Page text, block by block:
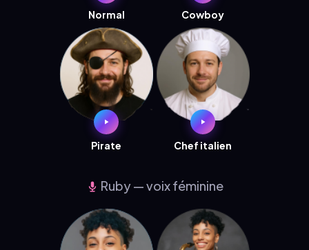
Normal Cowboy
Pirate Chef italien
Ruby — voix féminine